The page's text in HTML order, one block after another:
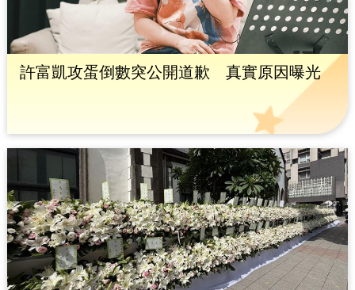
許富凱攻蛋倒數突公開道歉 真實原因曝光